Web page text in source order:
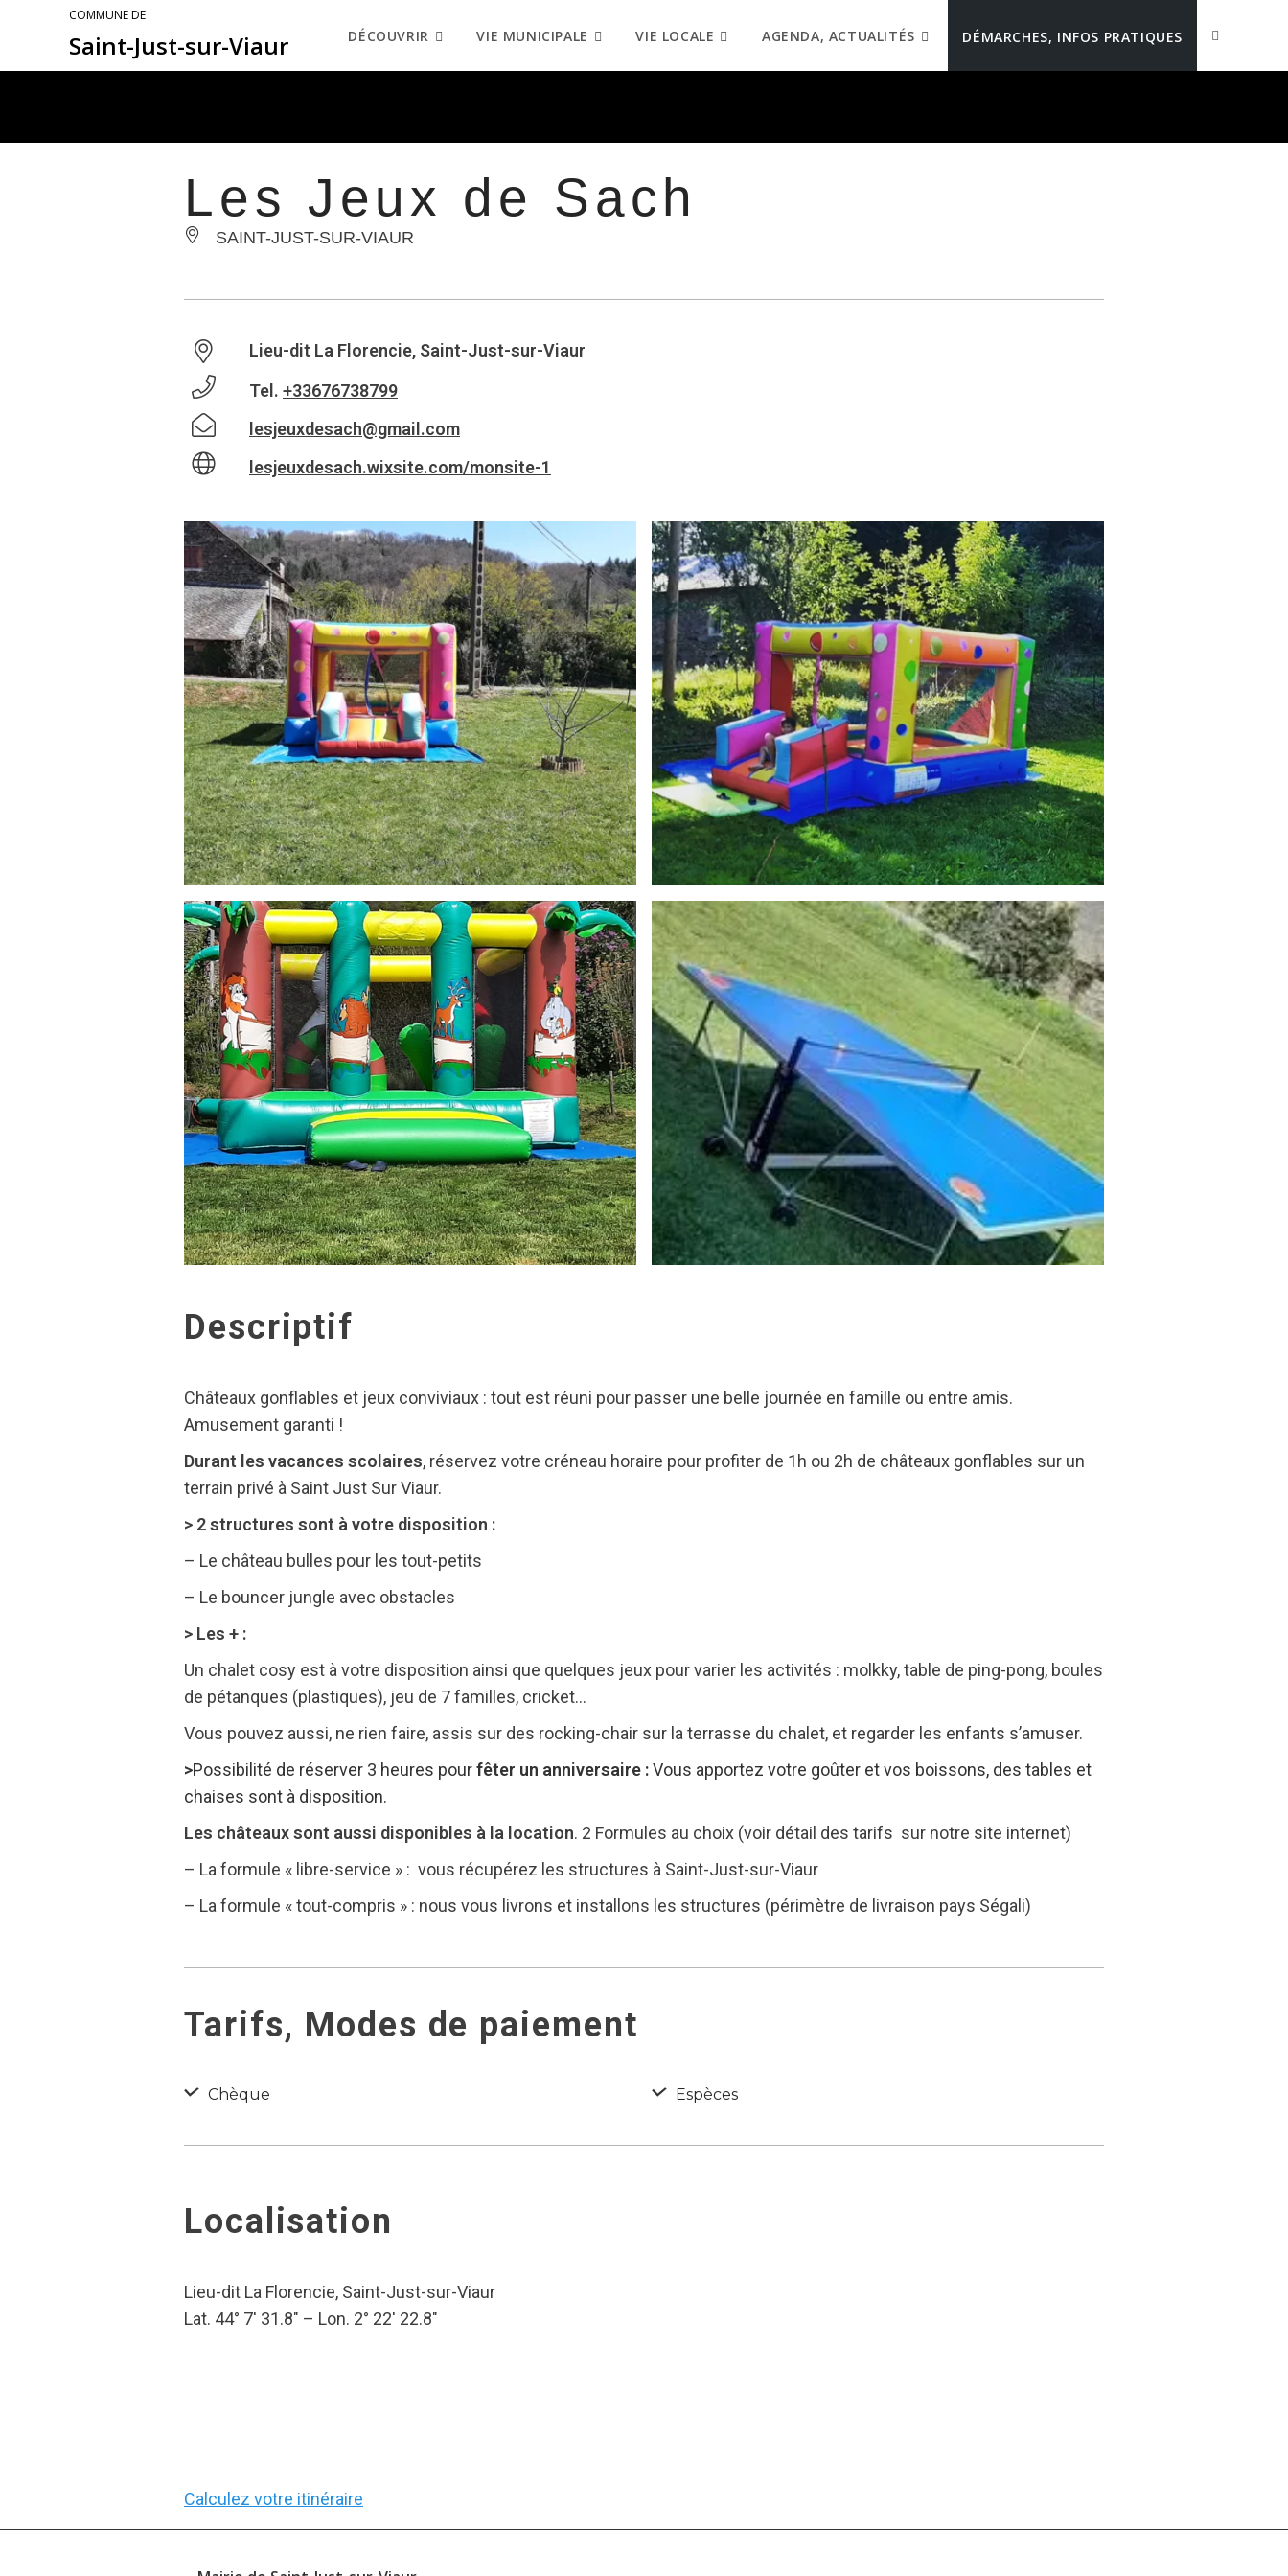
COMMUNE DE
Saint-Just-sur-Viaur DÉCOUVRIR VIE MUNICIPALE VIE LOCALE AGENDA, ACTUALITÉS DÉMARCHES, INFOS PRATIQUES
Les Jeux de Sach
SAINT-JUST-SUR-VIAUR
Lieu-dit La Florencie, Saint-Just-sur-Viaur
Tel. +33676738799
lesjeuxdesach@gmail.com
lesjeuxdesach.wixsite.com/monsite-1
Descriptif
Châteaux gonflables et jeux conviviaux : tout est réuni pour passer une belle journée en famille ou entre amis.
Amusement garanti !
Durant les vacances scolaires, réservez votre créneau horaire pour profiter de 1h ou 2h de châteaux gonflables sur un
terrain privé à Saint Just Sur Viaur.
> 2 structures sont à votre disposition :
– Le château bulles pour les tout-petits
– Le bouncer jungle avec obstacles
> Les + :
Un chalet cosy est à votre disposition ainsi que quelques jeux pour varier les activités : molkky, table de ping-pong, boules
de pétanques (plastiques), jeu de 7 familles, cricket…
Vous pouvez aussi, ne rien faire, assis sur des rocking-chair sur la terrasse du chalet, et regarder les enfants s’amuser.
>Possibilité de réserver 3 heures pourfêter un anniversaire :Vous apportez votre goûter et vos boissons, des tables et
chaises sont à disposition.
Les châteaux sont aussi disponibles à la location. 2 Formules au choix (voir détail des tarifs sur notre site internet)
– La formule « libre-service » : vous récupérez les structures à Saint-Just-sur-Viaur
– La formule « tout-compris » : nous vous livrons et installons les structures (périmètre de livraison pays Ségali)
Tarifs, Modes de paiement
Chèque Espèces
Localisation
Lieu-dit La Florencie, Saint-Just-sur-Viaur
Lat. 44° 7′ 31.8″ – Lon. 2° 22′ 22.8″
Calculez votre itinéraire